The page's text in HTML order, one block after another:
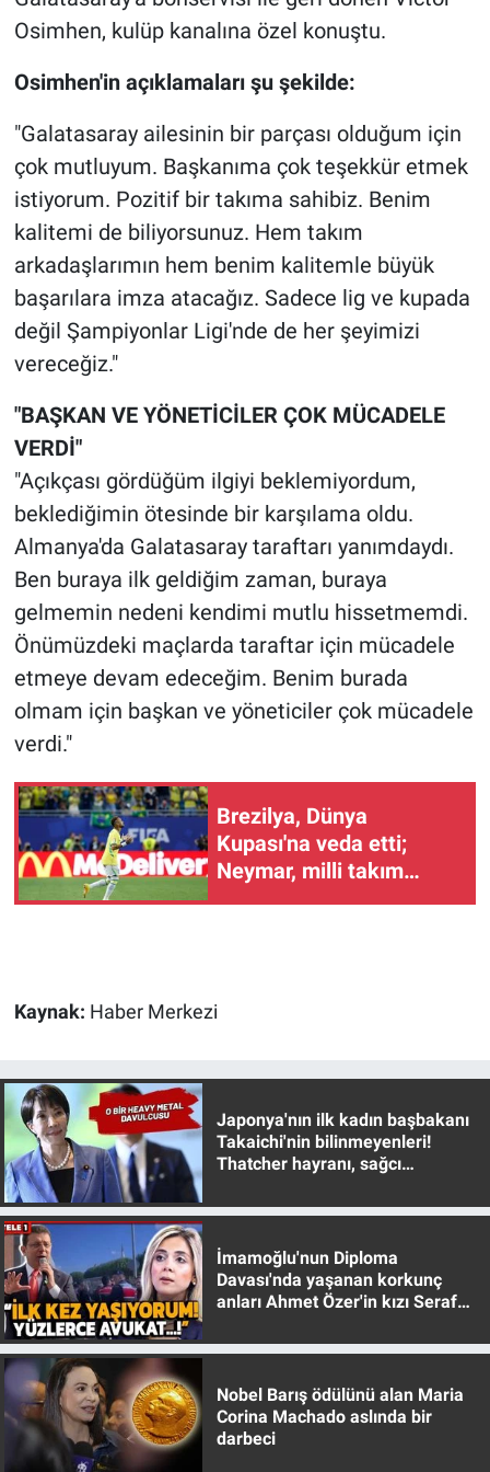
Osimhen, kulüp kanalına özel konuştu.
Osimhen'in açıklamaları şu şekilde:
"Galatasaray ailesinin bir parçası olduğum için
çok mutluyum. Başkanıma çok teşekkür etmek
istiyorum. Pozitif bir takıma sahibiz. Benim
kalitemi de biliyorsunuz. Hem takım
arkadaşlarımın hem benim kalitemle büyük
başarılara imza atacağız. Sadece lig ve kupada
değil Şampiyonlar Ligi'nde de her şeyimizi
vereceğiz."
"BAŞKAN VE YÖNETİCİLER ÇOK MÜCADELE
VERDİ"
"Açıkçası gördüğüm ilgiyi beklemiyordum,
beklediğimin ötesinde bir karşılama oldu.
Almanya'da Galatasaray taraftarı yanımdaydı.
Ben buraya ilk geldiğim zaman, buraya
gelmemin nedeni kendimi mutlu hissetmemdi.
Önümüzdeki maçlarda taraftar için mücadele
etmeye devam edeceğim. Benim burada
olmam için başkan ve yöneticiler çok mücadele
verdi."
Brezilya, Dünya
Kupası'na veda etti;
Neymar, milli takım
Kaynak: Haber Merkezi
Japonya'nın ilk kadın başbakanı
Takaichi'nin bilinmeyenleri!
Thatcher hayranı, sağcı
İmamoğlu'nun Diploma
Davası'nda yaşanan korkunç
anları Ahmet Özer'in kızı Seraf
Nobel Barış ödülünü alan Maria
Corina Machado aslında bir
darbeci
Haber
İlan
Kimdir
Koronavirüs
Ne demişti
Nedir
Popüler
Programlar
Sağlık
Spor
Teknoloji
Türkiye'nin Geleceği
Türkiye'nin Gündemi
Yerel Yaşam